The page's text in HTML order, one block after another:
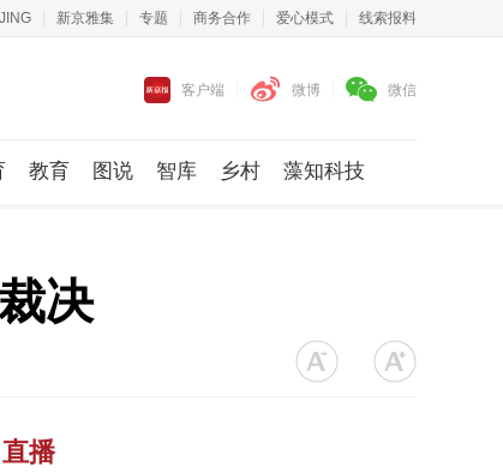
新京雅集 专题 商务合作 爱心模式 线索报料
客户端 微博 微信
教育 图说 智库 乡村 藻知科技
决
直播